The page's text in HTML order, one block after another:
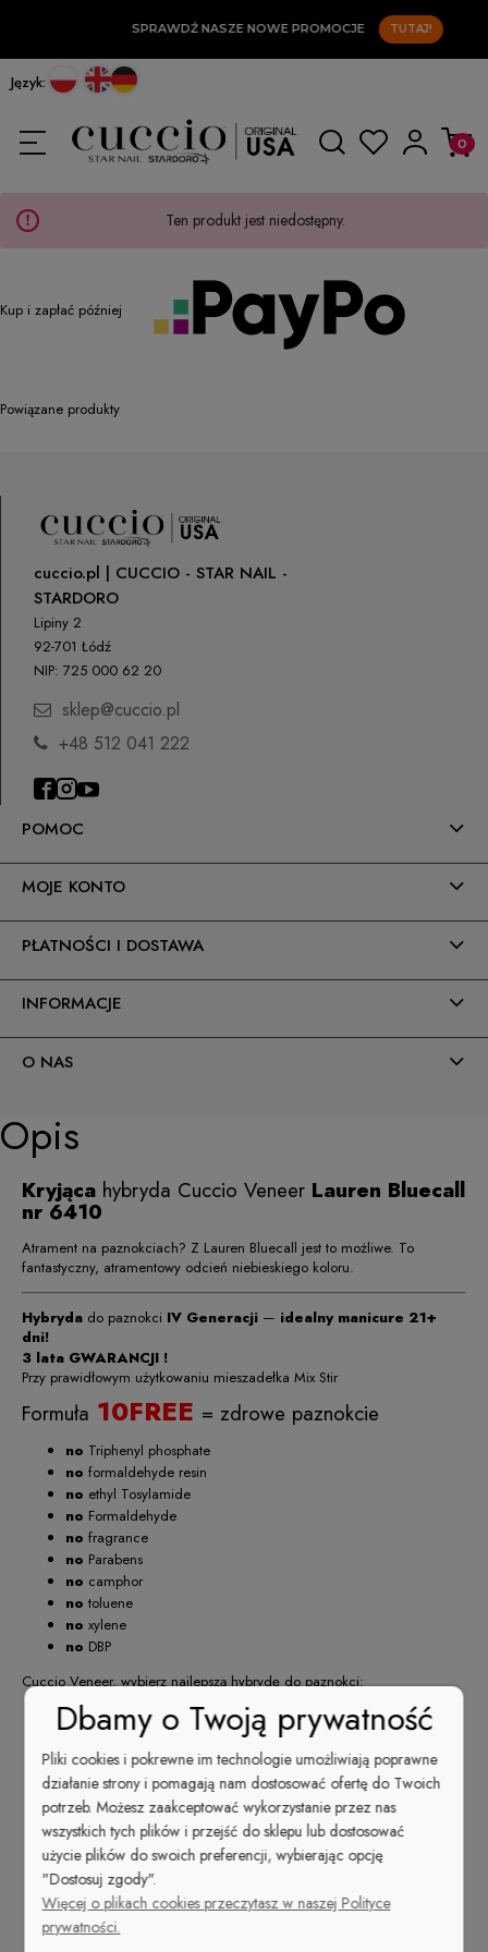
SPRAWDŹ NASZE NOWE PROMOCJE TUTAJ!
Język:
Ten produkt jest niedostępny.
Kup i zapłać później
Powiązane produkty
POMOC
MOJE KONTO
PŁATNOŚCI I DOSTAWA
INFORMACJE
O NAS
cuccio.pl | CUCCIO - STAR NAIL -
STARDORO
Lipiny 2
92-701 Łódź
NIP: 725 000 62 20
sklep@cuccio.pl
+48 512 041 222
Opis
Kryjąca hybryda Cuccio Veneer Lauren Bluecall
nr 6410
Atrament na paznokciach? Z Lauren Bluecall jest to możliwe. To
fantastyczny, atramentowy odcień niebieskiego koloru.
Hybryda do paznokci IV Generacji — idealny manicure 21+
dni!
3 lata GWARANCJI !
Przy prawidłowym użytkowaniu mieszadełka Mix Stir
Formuła 10FREE = zdrowe paznokcie
no Triphenyl phosphate
no formaldehyde resin
no ethyl Tosylamide
no Formaldehyde
no fragrance
no Parabens
no camphor
no toluene
no xylene
no DBP
Cuccio Veneer, wybierz najlepszą hybrydę do paznokci:
Bezkonkurencyjna wydajność. 1 butelka = 51
zadowolonych klientek
Triple-Pigmentation — opatentowany system potrójnej
pigmentacji,pełne krycie już po 1 cienkiej
warstwie, nawet przy ciemnych kolorach!
Ekstremalnie wysoki połysk, który nie traci
swojej intensywności nawet po kilku tygodniach
aktywnego używania dłoni
Czwarta generacja —nie zawiera
rozpuszczalników
Dbamy o Twoją prywatność
Pliki cookies i pokrewne im technologie umożliwiają poprawne
działanie strony i pomagają nam dostosować ofertę do Twoich
potrzeb. Możesz zaakceptować wykorzystanie przez nas
wszystkich tych plików i przejść do sklepu lub dostosować
użycie plików do swoich preferencji, wybierając opcję
"Dostosuj zgody".
Więcej o plikach cookies przeczytasz w naszej Polityce
prywatności.